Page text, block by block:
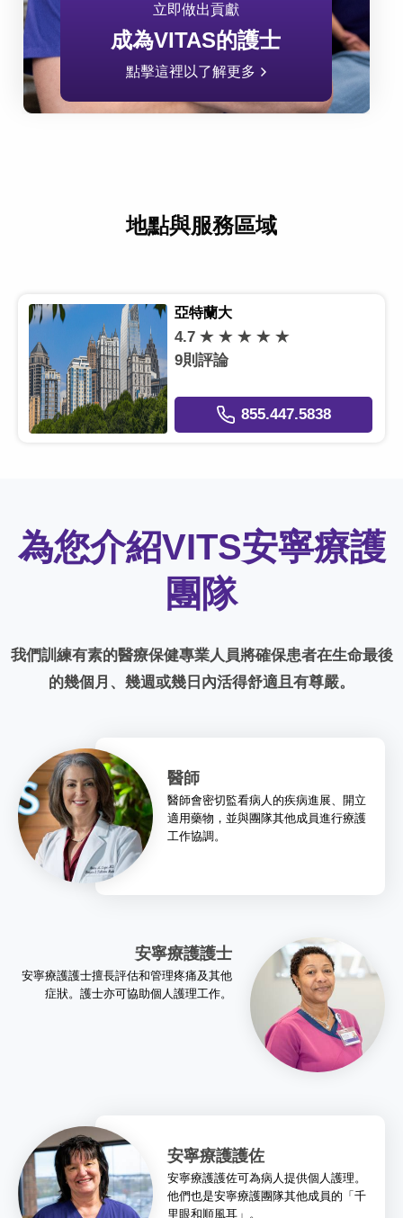
立即做出貢獻
成為VITAS的護士
點擊這裡以了解更多
地點與服務區域
亞特蘭大
4.7
9則評論
855.447.5838
為您介紹VITS安寧療護
團隊
我們訓練有素的醫療保健專業人員將確保患者在生命最後
的幾個月、幾週或幾日內活得舒適且有尊嚴。
醫師
醫師會密切監看病人的疾病進展、開立
適用藥物，並與團隊其他成員進行療護
工作協調。
安寧療護護士
安寧療護護士擅長評估和管理疼痛及其他
症狀。護士亦可協助個人護理工作。
安寧療護護佐
安寧療護護佐可為病人提供個人護理。
他們也是安寧療護團隊其他成員的「千
里眼和順風耳」。